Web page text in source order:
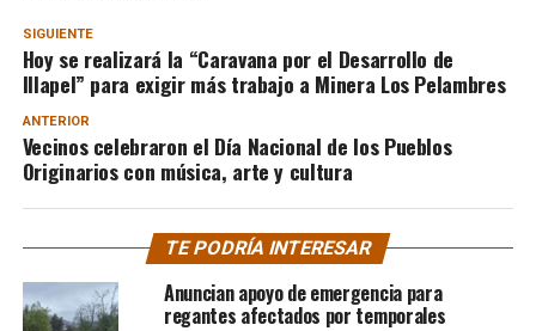
SIGUIENTE
Hoy se realizará la “Caravana por el Desarrollo de
Illapel” para exigir más trabajo a Minera Los Pelambres
ANTERIOR
Vecinos celebraron el Día Nacional de los Pueblos
Originarios con música, arte y cultura
TE PODRÍA INTERESAR
Anuncian apoyo de emergencia para
regantes afectados por temporales